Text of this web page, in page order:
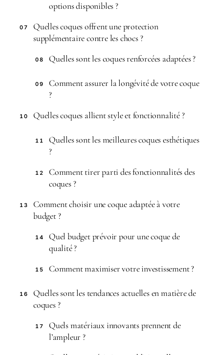
options disponibles ?
07
Quelles coques offrent une protection
supplémentaire contre les chocs ?
08 Quelles sont les coques renforcées adaptées ?
09
Comment assurer la longévité de votre coque
?
10 Quelles coques allient style et fonctionnalité ?
11
Quelles sont les meilleures coques esthétiques
?
12
Comment tirer parti des fonctionnalités des
coques ?
13
Comment choisir une coque adaptée à votre
budget ?
14
Quel budget prévoir pour une coque de
qualité ?
15 Comment maximiser votre investissement ?
16
Quelles sont les tendances actuelles en matière de
coques ?
17
Quels matériaux innovants prennent de
l’ampleur ?